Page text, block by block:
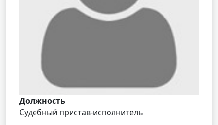
Должность
Судебный пристав-исполнитель